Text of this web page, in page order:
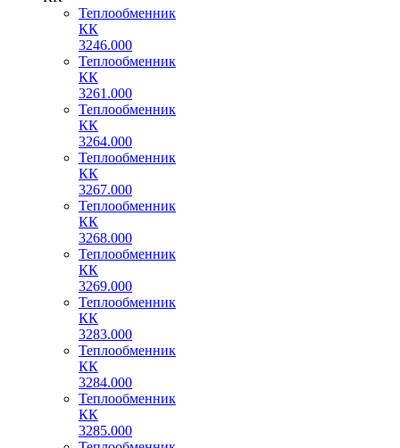
Теплообменник
КК
3246.000
Теплообменник
КК
3261.000
Теплообменник
КК
3264.000
Теплообменник
КК
3267.000
Теплообменник
КК
3268.000
Теплообменник
КК
3269.000
Теплообменник
КК
3283.000
Теплообменник
КК
3284.000
Теплообменник
КК
3285.000